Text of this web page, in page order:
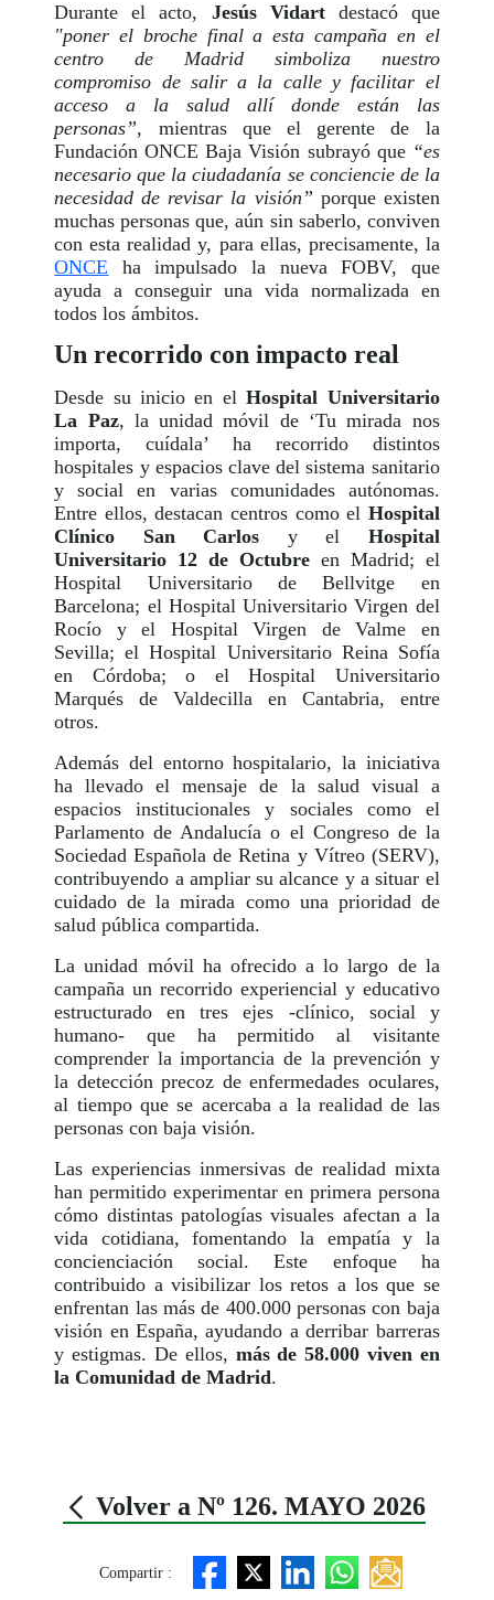
Durante el acto, Jesús Vidartdestacó que
"poner el broche final a esta campaña en el
centro de Madrid simboliza nuestro
compromiso de salir a la calle y facilitar el
acceso a la salud allí donde están las
personas”, mientras que el gerente de la
Fundación ONCE Baja Visión subrayó que “es
necesario que la ciudadanía se conciencie de la
necesidad de revisar la visión” porque existen
muchas personas que, aún sin saberlo, conviven
con esta realidad y, para ellas, precisamente, la
ONCE ha impulsado la nueva FOBV, que
ayuda a conseguir una vida normalizada en
todos los ámbitos.
Un recorrido con impacto real
Desde su inicio en elHospital Universitario
La Paz, la unidad móvil de ‘Tu mirada nos
importa, cuídala’ ha recorrido distintos
hospitales y espacios clave del sistema sanitario
y social en varias comunidades autónomas.
Entre ellos, destacan centros como el Hospital
Clínico San Carlos y el Hospital
Universitario 12 de Octubre en Madrid; el
Hospital Universitario de Bellvitge en
Barcelona; el Hospital Universitario Virgen del
Rocío y el Hospital Virgen de Valme en
Sevilla; el Hospital Universitario Reina Sofía
en Córdoba; o el Hospital Universitario
Marqués de Valdecilla en Cantabria, entre
otros.
Además del entorno hospitalario, la iniciativa
ha llevado el mensaje de la salud visual a
espacios institucionales y sociales como el
Parlamento de Andalucía o el Congreso de la
Sociedad Española de Retina y Vítreo (SERV),
contribuyendo a ampliar su alcance y a situar el
cuidado de la mirada como una prioridad de
salud pública compartida.
La unidad móvil ha ofrecido a lo largo de la
campaña un recorrido experiencial y educativo
estructurado en tres ejes -clínico, social y
humano- que ha permitido al visitante
comprender la importancia de la prevención y
la detección precoz de enfermedades oculares,
al tiempo que se acercaba a la realidad de las
personas con baja visión.
Las experiencias inmersivas de realidad mixta
han permitido experimentar en primera persona
cómo distintas patologías visuales afectan a la
vida cotidiana, fomentando la empatía y la
concienciación social. Este enfoque ha
contribuido a visibilizar los retos a los que se
enfrentan las más de 400.000 personas con baja
visión en España, ayudando a derribar barreras
y estigmas. De ellos, más de 58.000 viven en
la Comunidad de Madrid.
Volver a Nº 126. MAYO 2026
Compartir :